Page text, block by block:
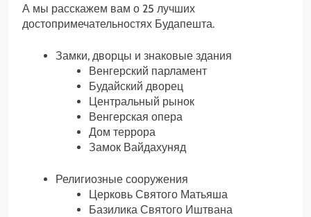
А мы расскажем вам о 25 лучших
достопримечательностях Будапешта.
Замки, дворцы и знаковые здания
Венгерский парламент
Будайский дворец
Центральный рынок
Венгерская опера
Дом террора
Замок Вайдахуняд
Религиозные сооружения
Церковь Святого Матьяша
Базилика Святого Иштвана